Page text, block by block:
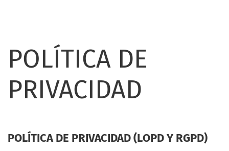
POLÍTICA DE
PRIVACIDAD
POLÍTICA DE PRIVACIDAD (LOPD Y RGPD)